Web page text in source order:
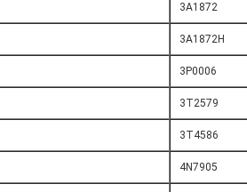
3A1872
3A1872H
3P0006
3T2579
3T4586
4N7905